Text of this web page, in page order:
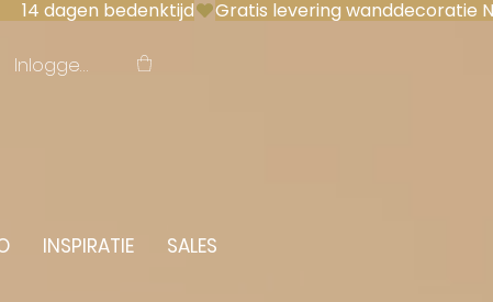
14 dagen bedenktijd
Inloggen
INSPIRATIE
SALES